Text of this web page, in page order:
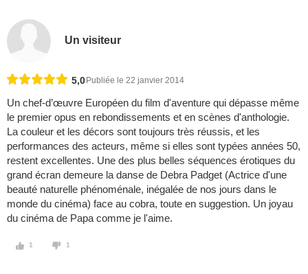
Un visiteur
5,0 Publiée le 22 janvier 2014
Un chef-d’œuvre Européen du film d'aventure qui dépasse même
le premier opus en rebondissements et en scènes d'anthologie.
La couleur et les décors sont toujours très réussis, et les
performances des acteurs, même si elles sont typées années 50,
restent excellentes. Une des plus belles séquences érotiques du
grand écran demeure la danse de Debra Padget (Actrice d'une
beauté naturelle phénoménale, inégalée de nos jours dans le
monde du cinéma) face au cobra, toute en suggestion. Un joyau
du cinéma de Papa comme je l'aime.
1 1